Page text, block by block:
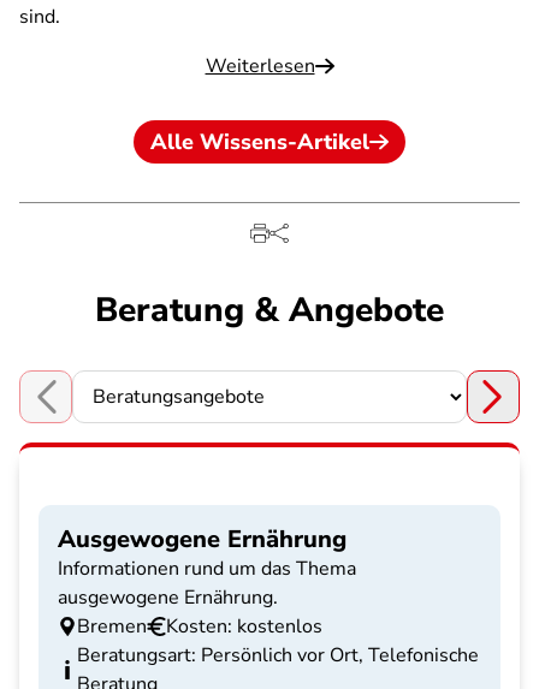
sind.
Weiterlesen
Alle Wissens-Artikel
Beratung & Angebote
Choose a section
Ausgewogene Ernährung
Informationen rund um das Thema
ausgewogene Ernährung.
Bremen
Kosten: kostenlos
Beratungsart: Persönlich vor Ort, Telefonische